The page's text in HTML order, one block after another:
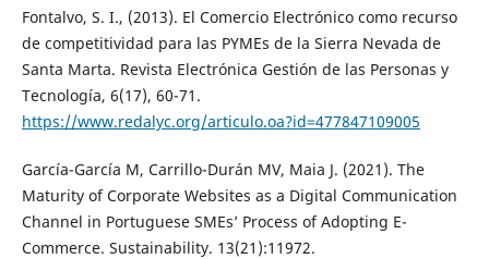
Fontalvo, S. I., (2013). El Comercio Electrónico como recurso
de competitividad para las PYMEs de la Sierra Nevada de
Santa Marta. Revista Electrónica Gestión de las Personas y
Tecnología, 6(17), 60-71.
https://www.redalyc.org/articulo.oa?id=477847109005
García-García M, Carrillo-Durán MV, Maia J. (2021). The
Maturity of Corporate Websites as a Digital Communication
Channel in Portuguese SMEs’ Process of Adopting E-
Commerce. Sustainability. 13(21):11972.